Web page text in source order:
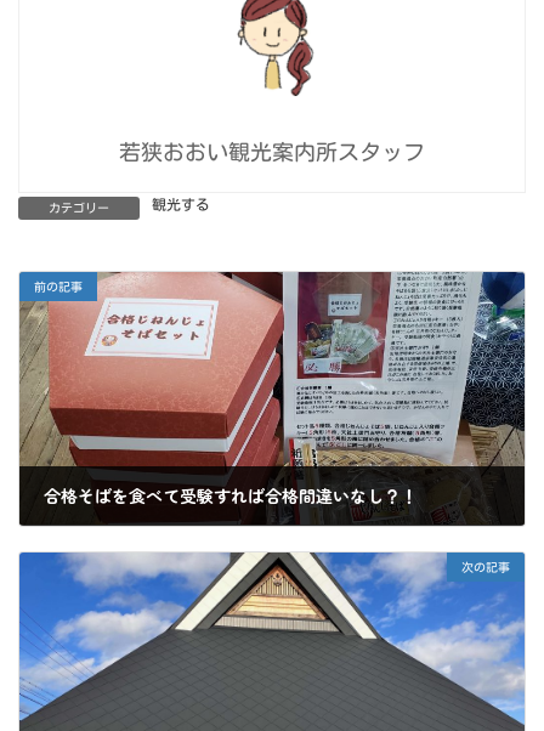
若狭おおい観光案内所スタッフ
カテゴリー 観光する
前の記事
合格そばを食べて受験すれば合格間違いなし？！
次の記事